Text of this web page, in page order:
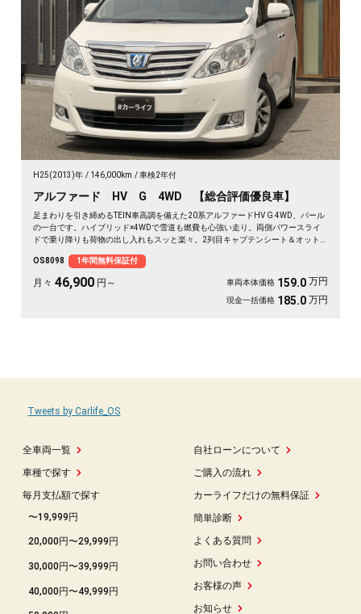
H25(2013)年 146,000km 車検2年付
アルファード HV G 4WD 【総合評価優良車】
足まわりを引き締めるTEIN車高調を備えた20系アルファードHV G 4WD、パール
の一台です。ハイブリッド×4WDで雪道も燃費も心強い走り。両側パワースライ
ドで乗り降りも荷物の出し入れもスッと楽々。2列目キャプテンシート＆オット
征も余裕の空間で。この一台なら移動そのものが楽しみに変わります🚗✨💺🙌😎
《1年保証付》
OS8098 1年間無料保証付
月々 46,900 円～ 車両本体価格 159.0 万円
現金一括価格 185.0 万円
全車両一覧
車種で探す
毎月支払額で探す
〜19,999円
20,000円〜29,999円
30,000円〜39,999円
40,000円〜49,999円
自社ローンについて
ご購入の流れ
カーライフだけの無料保証
簡単診断
よくある質問
お問い合わせ
お客様の声
お知らせ
Tweets by Carlife_OS